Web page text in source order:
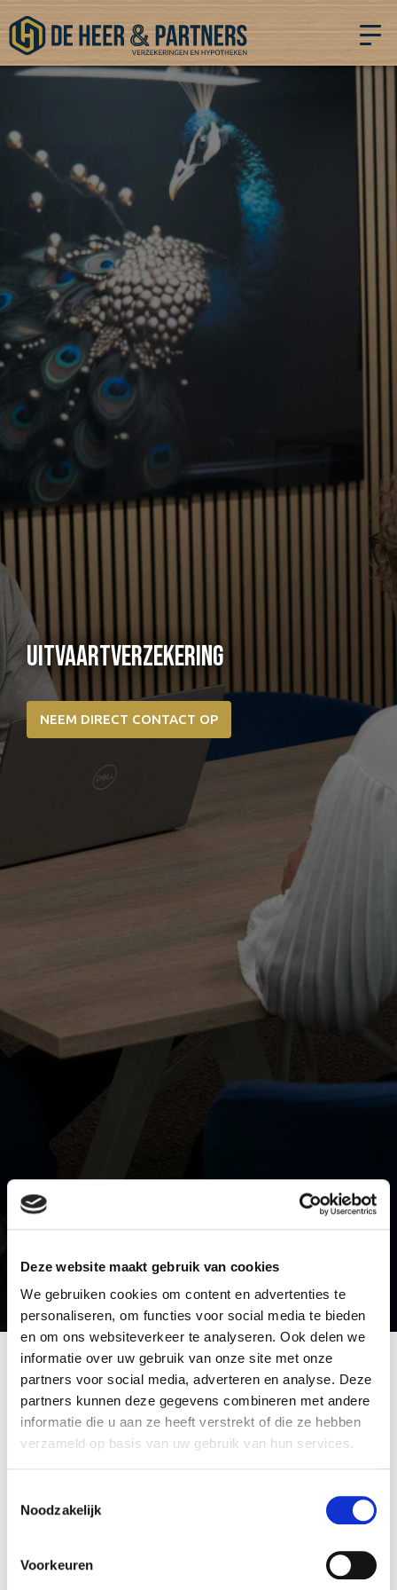
Deze website maakt gebruik van cookies
We gebruiken cookies om content en advertenties te
personaliseren, om functies voor social media te bieden
en om ons websiteverkeer te analyseren. Ook delen we
informatie over uw gebruik van onze site met onze
partners voor social media, adverteren en analyse. Deze
partners kunnen deze gegevens combineren met andere
informatie die u aan ze heeft verstrekt of die ze hebben
verzameld op basis van uw gebruik van hun services.
Noodzakelijk
Voorkeuren
UITVAARTVERZEKERING
NEEM DIRECT CONTACT OP
Home Verzekeringen Uitvaartverzekering
VERZEKERINGEN
vroeg of laat allemaal mee te maken, want de dood
hoort nu eenmaal bij het leven. Niemand denkt er
ook dat uw nabestaanden zich geen zorgen hoeven